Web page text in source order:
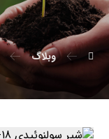
وبلاگ